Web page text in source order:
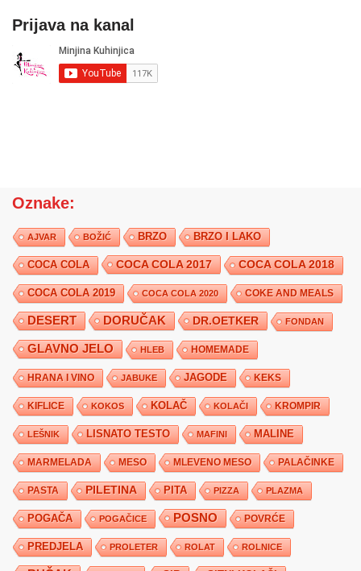
Prijava na kanal
Oznake:
AJVAR BOŽIĆ BRZO BRZO I LAKO
COCA COLA COCA COLA 2017 COCA COLA 2018
COCA COLA 2019 COCA COLA 2020 COKE AND MEALS
DESERT DORUČAK DR.OETKER FONDAN
GLAVNO JELO HLEB HOMEMADE
HRANA I VINO JABUKE JAGODE KEKS
KIFLICE KOKOS KOLAČ KOLAČI KROMPIR
LEŠNIK LISNATO TESTO MAFINI MALINE
MARMELADA MESO MLEVENO MESO PALAČINKE
PASTA PILETINA PITA PIZZA PLAZMA
POGAČA POGAČICE POSNO POVRĆE
PREDJELA PROLETER ROLAT ROLNICE